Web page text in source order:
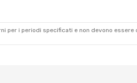
per i periodi specificati e non devono